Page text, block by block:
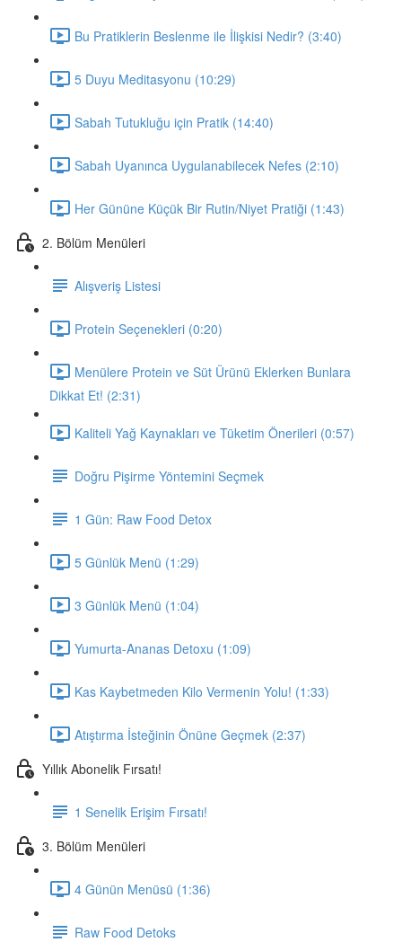
Bu Pratiklerin Beslenme ile İlişkisi Nedir? (3:40)
5 Duyu Meditasyonu (10:29)
Sabah Tutukluğu için Pratik (14:40)
Sabah Uyanınca Uygulanabilecek Nefes (2:10)
Her Gününe Küçük Bir Rutin/Niyet Pratiği (1:43)
2. Bölüm Menüleri
Alışveriş Listesi
Protein Seçenekleri (0:20)
Menülere Protein ve Süt Ürünü Eklerken Bunlara
Dikkat Et! (2:31)
Kaliteli Yağ Kaynakları ve Tüketim Önerileri (0:57)
Doğru Pişirme Yöntemini Seçmek
1 Gün: Raw Food Detox
5 Günlük Menü (1:29)
3 Günlük Menü (1:04)
Yumurta-Ananas Detoxu (1:09)
Kas Kaybetmeden Kilo Vermenin Yolu! (1:33)
Atıştırma İsteğinin Önüne Geçmek (2:37)
Yıllık Abonelik Fırsatı!
1 Senelik Erişim Fırsatı!
3. Bölüm Menüleri
4 Günün Menüsü (1:36)
Raw Food Detoks